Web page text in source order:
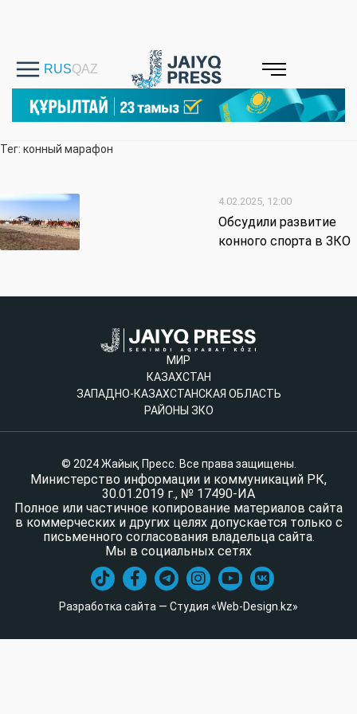
Тег: конный марафон
4.02.2025, 12:00
Обсудили развитие
конного спорта в ЗКО
МИР
КАЗАХСТАН
ЗАПАДНО-КАЗАХСТАНСКАЯ ОБЛАСТЬ
РАЙОНЫ ЗКО
© 2024 Жайық Пресс. Все права защищены.
Министерство информации и коммуникаций РК,
30.01.2019 г., № 17490-ИА
Полное или частичное копирование материалов сайта
в коммерческих и других целях допускается только с
письменного согласования владельца сайта.
Мы в социальных сетях
Разработка сайта — Студия «Web-Design.kz»